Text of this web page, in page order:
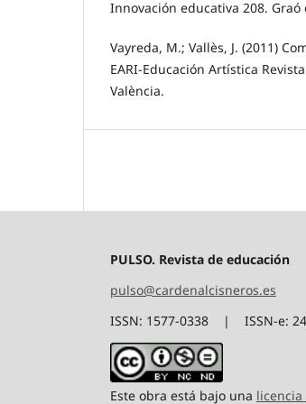
Innovación educativa 208.
Vayreda, M.; Vallès, J. (2011)
EARI-Educación Artística
València.
PULSO. Revista de educación
pulso@cardenalcisneros.es
ISSN: 1577-0338 | ISSN-e:
Este obra está bajo una licencia